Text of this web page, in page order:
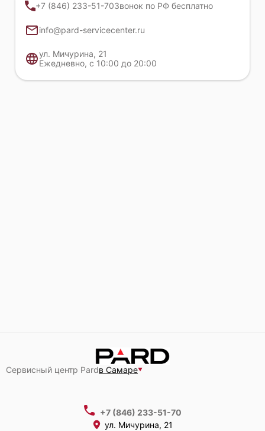
+7 (846) 233-51-70Звонок по РФ бесплатно
info@pard-servicecenter.ru
ул. Мичурина, 21
Ежедневно, с 10:00 до 20:00
Сервисный центр Pardв Самаре
+7 (846) 233-51-70
ул. Мичурина, 21